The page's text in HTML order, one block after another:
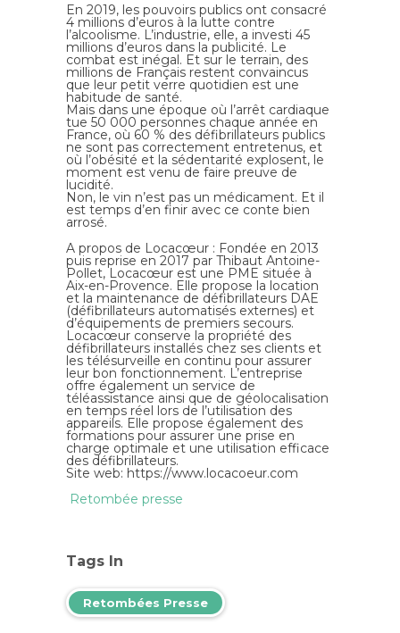
En 2019, les pouvoirs publics ont consacré
4 millions d’euros à la lutte contre
l’alcoolisme. L’industrie, elle, a investi 45
millions d’euros dans la publicité. Le
combat est inégal. Et sur le terrain, des
millions de Français restent convaincus
que leur petit verre quotidien est une
habitude de santé.
Mais dans une époque où l’arrêt cardiaque
tue 50 000 personnes chaque année en
France, où 60 % des défibrillateurs publics
ne sont pas correctement entretenus, et
où l’obésité et la sédentarité explosent, le
moment est venu de faire preuve de
lucidité.
Non, le vin n’est pas un médicament. Et il
est temps d’en finir avec ce conte bien
arrosé.
A propos de Locacœur : Fondée en 2013
puis reprise en 2017 par Thibaut Antoine-
Pollet, Locacœur est une PME située à
Aix-en-Provence. Elle propose la location
et la maintenance de défibrillateurs DAE
(défibrillateurs automatisés externes) et
d’équipements de premiers secours.
Locacœur conserve la propriété des
défibrillateurs installés chez ses clients et
les télésurveille en continu pour assurer
leur bon fonctionnement. L’entreprise
offre également un service de
téléassistance ainsi que de géolocalisation
en temps réel lors de l’utilisation des
appareils. Elle propose également des
formations pour assurer une prise en
charge optimale et une utilisation efficace
des défibrillateurs.
Site web: https://www.locacoeur.com
Retombée presse
Tags In
Retombées Presse